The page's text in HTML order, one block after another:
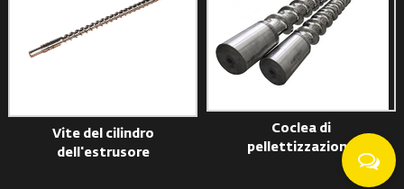
Vite del cilindro
dell'estrusore
Coclea di
pellettizzazione